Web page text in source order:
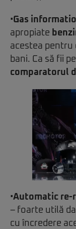
•Gas
apropiate
acestea pentru
bani. Ca să fii
comparatorul
•Automatic re-
– foarte utilă
cu încredere